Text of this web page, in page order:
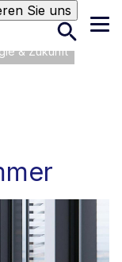
Sie unsSuche
& Zukunft